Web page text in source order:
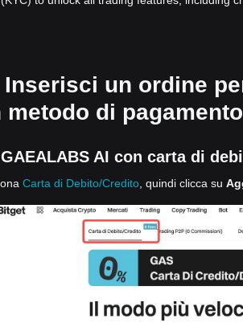
un ordine
di
AI con carta di
Carta di Debito/Credito , quindi clicca su